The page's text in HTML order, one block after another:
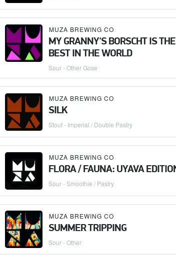
MUZA BREWING CO
MY GRANNY'S BORSCHT IS THE
BEST IN THE WORLD
Sour - Other Gose
MUZA BREWING CO
SILK
Stout - Imperial / Double Pastry
MUZA BREWING CO
FLORA / FAUNA: UYAVA
Sour - Smoothie / Pastry
MUZA BREWING CO
SUMMER TRIPPING
Sour - Other